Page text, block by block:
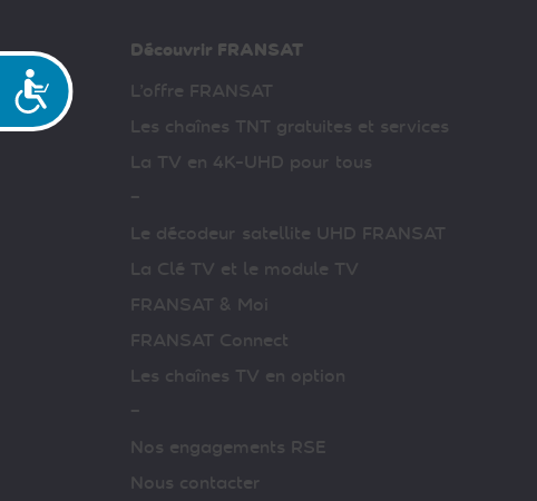
Accessibilité
Découvrir FRANSAT
L’offre FRANSAT
Les chaînes TNT gratuites et services
La TV en 4K-UHD pour tous
–
Le décodeur satellite UHD FRANSAT
La Clé TV et le module TV
FRANSAT & Moi
FRANSAT Connect
Les chaînes TV en option
–
Nos engagements RSE
Nous contacter